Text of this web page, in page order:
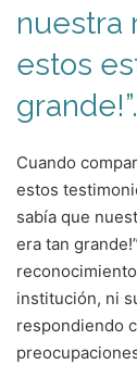
nuestra
estos
grande!”.
Cuando
estos
sabía que
era tan
institución, ni
respondiendo